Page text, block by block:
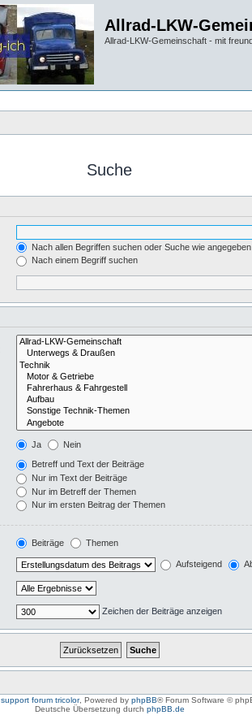
Allrad-LKW-
Allrad-LKW-Gemeinschaft - mit
Suche
Nach allen Begriffen suchen oder Suche wie
Nach einem Begriff suchen
Ja Nein
Betreff und Text der Beiträge
Nur im Text der Beiträge
Nur im Betreff der Themen
Nur im ersten Beitrag der Themen
Beiträge Themen
Aufsteigend
Zeichen der Beiträge anzeigen
support forum tricolor, Powered by phpBB® Forum Software ©
Deutsche Übersetzung durch phpBB.de